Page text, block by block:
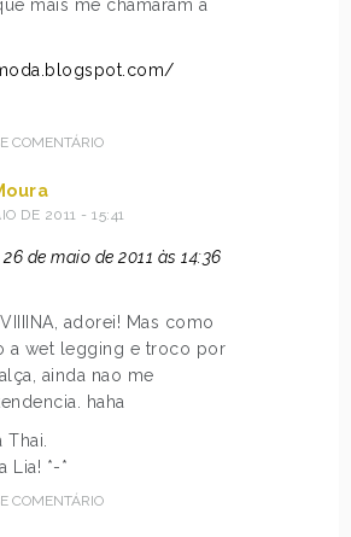
mais me chamaram a
COMENTÁRIO
DE 2011 - 15:41
de maio de 2011 às 14:36
adorei! Mas como
a wet legging e troco por
ainda nao me
haha
Lia! *-*
COMENTÁRIO